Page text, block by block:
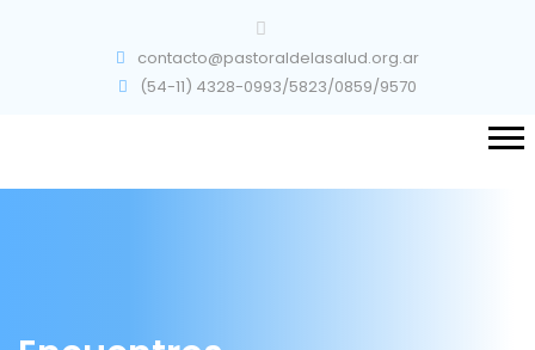
contacto@pastoraldelasalud.org.ar
(54-11) 4328-0993/5823/0859/9570